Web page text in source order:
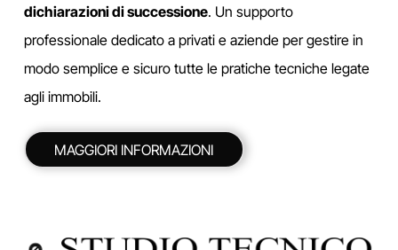
dichiarazioni di successione. Un supporto
professionale dedicato a privati e aziende per gestire in
modo semplice e sicuro tutte le pratiche tecniche legate
agli immobili.
MAGGIORI INFORMAZIONI